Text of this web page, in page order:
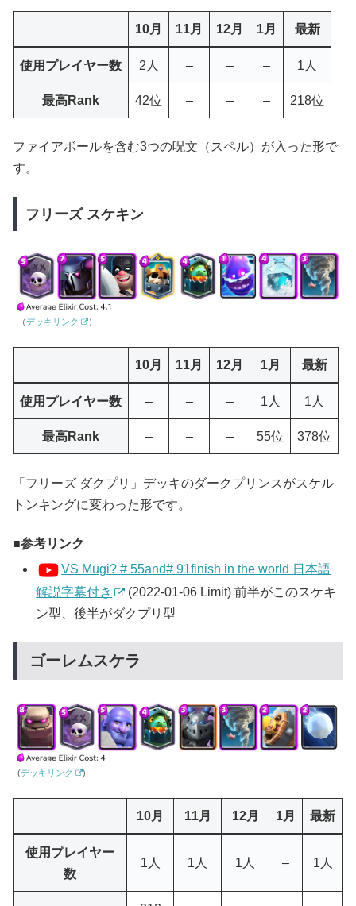
10月 11月 12月 1月 最新
使用プレイヤー数 2人 – – – 1人
最高Rank 42位 – – – 218位
ファイアボールを含む3つの呪文（スペル）が入った形で
す。
フリーズ スケキン
（デッキリンク ）
10月 11月 12月 1月 最新
使用プレイヤー数 – – – 1人 1人
最高Rank – – – 55位 378位
「フリーズ ダクプリ」デッキのダークプリンスがスケル
トンキングに変わった形です。
参考リンク
VS Mugi? # 55and# 91finish in the world 日本語
解説字幕付き
(2022-01-06 Limit) 前半がこのスケキ
ン型、後半がダクプリ型
ゴーレムスケラ
(デッキリンク )
10月 11月 12月 1月 最新
使用プレイヤー
数
1人 1人 1人 – 1人